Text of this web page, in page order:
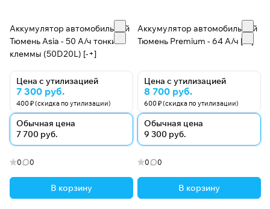
Аккумулятор автомобильный
Тюмень Asia - 50 А/ч тонкие
клеммы (50D20L) [-+]
Цена с утилизацией
7 300 руб.
400 ₽ (скидка по утилизации)
Обычная цена
7 700 руб.
0 0
В корзину
Аккумулятор автомобильный
Тюмень Premium - 64 А/ч [+-]
Цена с утилизацией
8 700 руб.
600 ₽ (скидка по утилизации)
Обычная цена
9 300 руб.
0 0
В корзину